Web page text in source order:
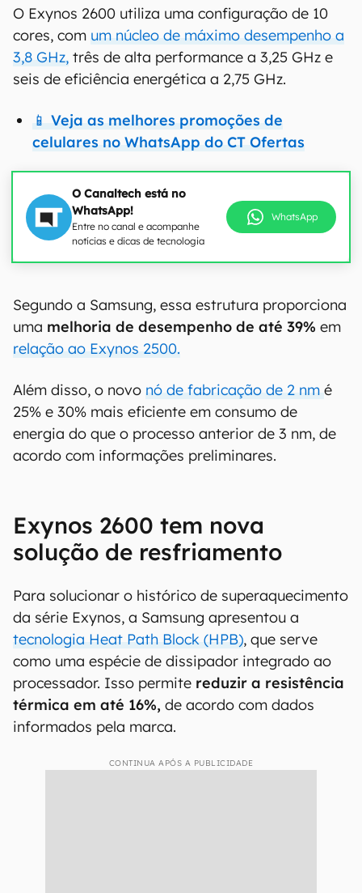
O Exynos 2600 utiliza uma configuração de 10
cores, com um núcleo de máximo desempenho a
3,8 GHz, três de alta performance a 3,25 GHz e
seis de eficiência energética a 2,75 GHz.
📱 Veja as melhores promoções de
celulares no WhatsApp do CT Ofertas
O Canaltech está no
WhatsApp!
Entre no canal e acompanhe
notícias e dicas de tecnologia
WhatsApp
Segundo a Samsung, essa estrutura proporciona
uma melhoria de desempenho de até 39% em
relação ao Exynos 2500.
Além disso, o novo nó de fabricação de 2 nm é
25% e 30% mais eficiente em consumo de
energia do que o processo anterior de 3 nm, de
acordo com informações preliminares.
Exynos 2600 tem nova
solução de resfriamento
Para solucionar o histórico de superaquecimento
da série Exynos, a Samsung apresentou a
tecnologia Heat Path Block (HPB), que serve
como uma espécie de dissipador integrado ao
processador. Isso permite reduzir a resistência
térmica em até 16%, de acordo com dados
informados pela marca.
CONTINUA APÓS A PUBLICIDADE